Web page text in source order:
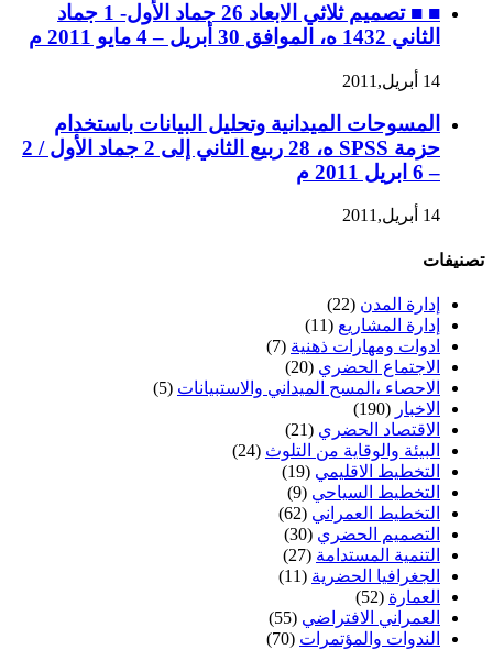
■ ■ تصميم ثلاثي الابعاد 26 جماد الأول- 1 جماد
الثاني 1432 ه، الموافق 30 أبريل – 4 مايو 2011 م
14 أبريل,2011
المسوحات الميدانية وتحليل البيانات باستخدام
حزمة SPSS ه، 28 ربيع الثاني إلى 2 جماد الأول / 2
– 6 ابريل 2011 م
14 أبريل,2011
تصنيفات
إدارة المدن (22)
إدارة المشاريع (11)
ادوات ومهارات ذهنية (7)
الاجتماع الحضري (20)
الاحصاء ،المسح الميداني والاستبيانات (5)
الاخبار (190)
الاقتصاد الحضري (21)
البيئة والوقاية من التلوث (24)
التخطيط الاقليمي (19)
التخطيط السياحي (9)
التخطيط العمراني (62)
التصميم الحضري (30)
التنمية المستدامة (27)
الجغرافيا الحضرية (11)
العمارة (52)
العمراني الافتراضي (55)
الندوات والمؤتمرات (70)